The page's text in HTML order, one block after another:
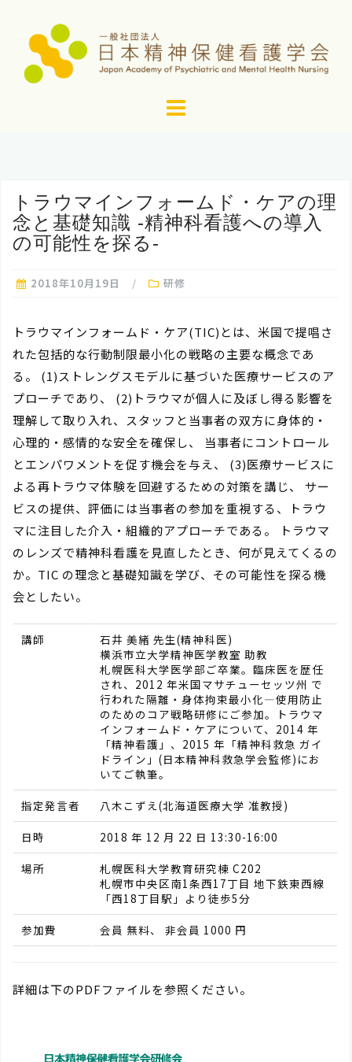
トラウマインフォームド・ケアの理
念と基礎知識 ‐精神科看護への導入
の可能性を探る‐
2018年10月19日 研修
トラウマインフォームド・ケア(TIC)とは、米国で提唱さ
れた包括的な行動制限最小化の戦略の主要な概念であ
る。 (1)ストレングスモデルに基づいた医療サービスのア
プローチであり、 (2)トラウマが個人に及ぼし得る影響を
理解して取り入れ、スタッフと当事者の双方に身体的・
心理的・感情的な安全を確保し、 当事者にコントロール
とエンパワメントを促す機会を与え、 (3)医療サービスに
よる再トラウマ体験を回避するための対策を講じ、 サー
ビスの提供、評価には当事者の参加を重視する、トラウ
マに注目した介入・組織的アプローチである。 トラウマ
のレンズで精神科看護を見直したとき、何が見えてくるの
か。TIC の理念と基礎知識を学び、その可能性を探る機
会としたい。
講師
石井 美緒 先生(精神科医)
横浜市立大学精神医学教室 助教
札幌医科大学医学部ご卒業。臨床医を歴任
され、2012 年米国マサチューセッツ州 で
行われた隔離・身体拘束最小化―使用防止
のためのコア戦略研修にご参加。トラウマ
インフォームド・ケアについて、2014 年
「精神看護」、2015 年「精神科救急 ガイ
ドライン」(日本精神科救急学会監修)にお
いてご執筆。
指定発言者
八木こずえ(北海道医療大学 准教授)
日時
2018 年 12 月 22 日 13:30-16:00
場所
札幌医科大学教育研究棟 C202
札幌市中央区南1条西17丁目 地下鉄東西線
「西18丁目駅」より徒歩5分
参加費
会員 無料、 非会員 1000 円
詳細は下のPDFファイルを参照ください。